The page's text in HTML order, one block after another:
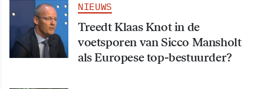
NIEUWS
Treedt Klaas Knot in de
voetsporen van Sicco Mansholt
als Europese top-bestuurder?